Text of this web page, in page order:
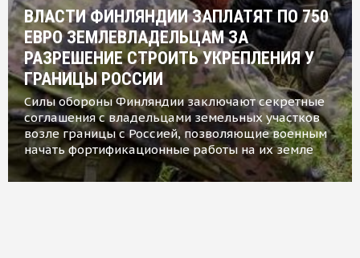
ВЛАСТИ ФИНЛЯНДИИ ЗАПЛАТЯТ ПО 750
ЕВРО ЗЕМЛЕВЛАДЕЛЬЦАМ ЗА
РАЗРЕШЕНИЕ СТРОИТЬ УКРЕПЛЕНИЯ У
ГРАНИЦЫ РОССИИ
Силы обороны Финляндии заключают секретные
соглашения с владельцами земельных участков
возле границы с Россией, позволяющие военным
начать фортификационные работы на их земле